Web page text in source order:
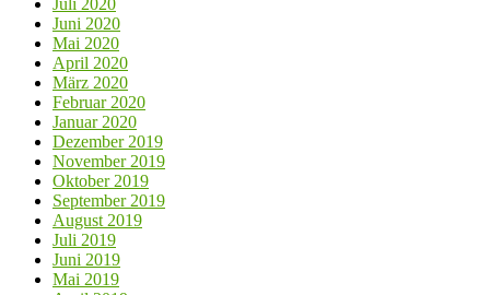
Juli 2020
Juni 2020
Mai 2020
April 2020
März 2020
Februar 2020
Januar 2020
Dezember 2019
November 2019
Oktober 2019
September 2019
August 2019
Juli 2019
Juni 2019
Mai 2019